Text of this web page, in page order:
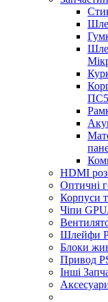
ПС5
HDMI
Оптичні
Корпуси
Чіпи
Шлейфи
Блоки
Привод
Інші